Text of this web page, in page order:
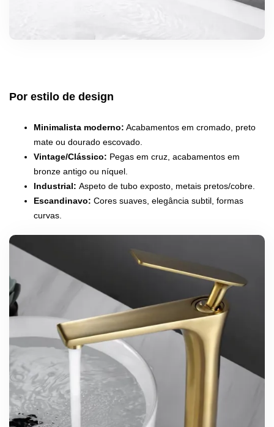
Por estilo de design
Minimalista moderno: Acabamentos em cromado, preto
mate ou dourado escovado.
Vintage/Clássico: Pegas em cruz, acabamentos em
bronze antigo ou níquel.
Industrial: Aspeto de tubo exposto, metais pretos/cobre.
Escandinavo: Cores suaves, elegância subtil, formas
curvas.